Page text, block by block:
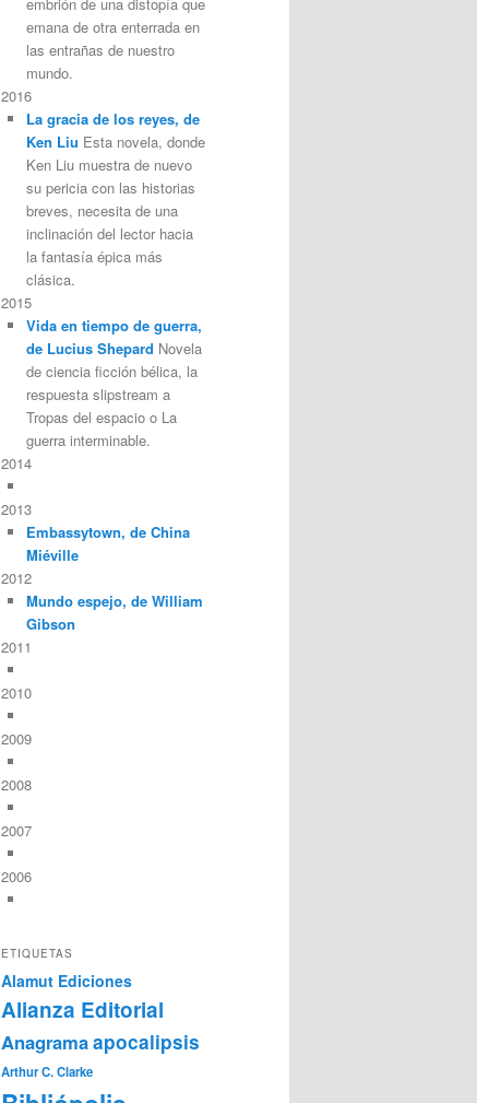
emana de otra enterrada en
las entrañas de nuestro
mundo.
2016
La gracia de los reyes, de
Ken Liu Esta novela, donde
Ken Liu muestra de nuevo
su pericia con las historias
breves, necesita de una
inclinación del lector hacia
la fantasía épica más
clásica.
2015
Vida en tiempo de guerra,
de Lucius Shepard Novela
de ciencia ficción bélica, la
respuesta slipstream a
Tropas del espacio o La
guerra interminable.
2014
2013
Embassytown, de China
Miéville
2012
Mundo espejo, de William
Gibson
2011
2010
2009
2008
2007
2006
ETIQUETAS
Alamut Ediciones
Alianza Editorial
Anagramaapocalipsis
Arthur C. Clarke